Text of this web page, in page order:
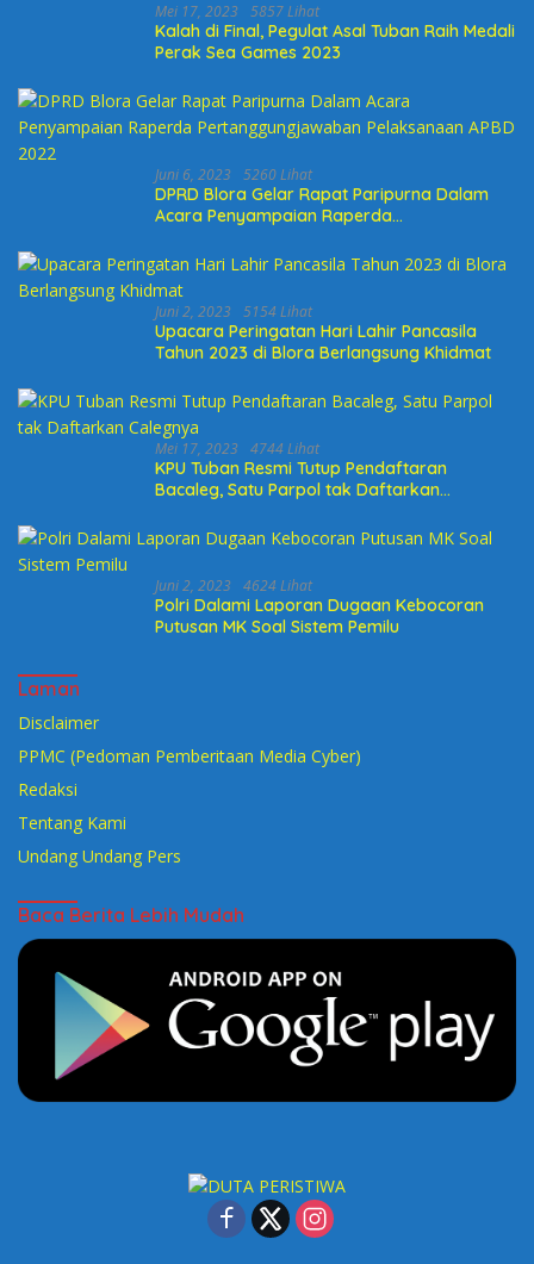
Mei 17, 2023 5857 Lihat
Kalah di Final, Pegulat Asal Tuban Raih Medali
Perak Sea Games 2023
Juni 6, 2023 5260 Lihat
DPRD Blora Gelar Rapat Paripurna Dalam
Acara Penyampaian Raperda
2022
Juni 2, 2023 5154 Lihat
Upacara Peringatan Hari Lahir Pancasila
Tahun 2023 di Blora Berlangsung Khidmat
Mei 17, 2023 4744 Lihat
KPU Tuban Resmi Tutup Pendaftaran
Bacaleg, Satu Parpol tak Daftarkan
Juni 2, 2023 4624 Lihat
Polri Dalami Laporan Dugaan Kebocoran
Putusan MK Soal Sistem Pemilu
Laman
Disclaimer
PPMC (Pedoman Pemberitaan Media Cyber)
Redaksi
Tentang Kami
Undang Undang Pers
Baca Berita Lebih Mudah